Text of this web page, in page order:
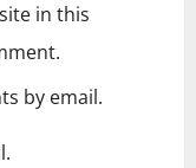
in this
by email.